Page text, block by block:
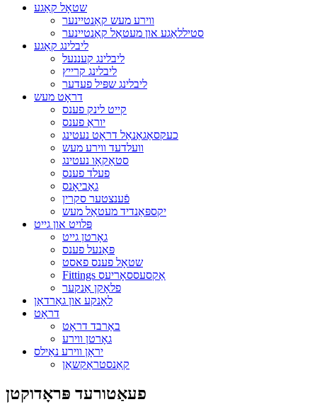
שטאָל קאַגע
ווירע מעש קאַנטיינער
סטיללאַגע און מעטאַל קאַנטיינער
ליבלינג קאַגע
ליבלינג קעננעל
ליבלינג קרייץ
ליבלינג שפּיל פעדער
דראָט מעש
קייט לינק פענס
יוראַ פענס
כעקסאַגאַנאַל דראָט נעטינג
וועלדעד ווירע מעש
סטאַקאָו נעטינג
פעלד פענס
גאַביאָנס
פֿענצטער סקרין
יקספּאַנדיד מעטאַל מעש
פּלויט און גייט
גאָרטן גייט
פּאַנעל פענס
שטאָל פענס פאסט
Fittings אַקסעססאָריעס
פלאָקן אַנקער
לאָנקע און גאַרדאַן
דראָט
באַרבד דראָט
גאָרטן ווירע
יראָן ווירע נאַילס
קאַנסטראַקשאַן
פעאַטורעד פּראָדוקטן